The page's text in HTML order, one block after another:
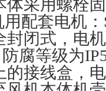
体采用螺栓
配套电机
封闭式，电
腐等级为
接线盒，